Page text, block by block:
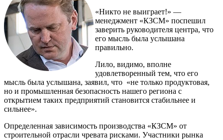
«Никто не выиграет!» —
менеджмент «КЗСМ» поспешил
заверить руководителя центра, что
его мысль была услышана
правильно.
Лило, видимо, вполне
удовлетворенный тем, что его
мысль была услышана, заявил, что «не только продуктовая,
но и промышленная безопасность нашего региона с
открытием таких предприятий становится стабильнее и
сильнее».
Определенная зависимость производства «КЗСМ» от
строительной отрасли чревата рисками. Участники рынка